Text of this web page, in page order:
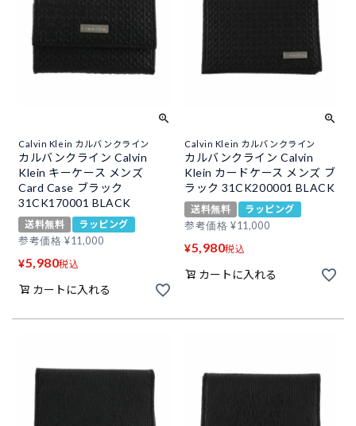
Calvin Klein カルバンクライン
カルバンクライン Calvin
Klein キーケース メンズ
Card Case ブラック
31CK170001 BLACK
送料無料
ラッピング
参考価格 ¥11,000
¥5,980税込
カートに入れる
Calvin Klein カルバンクライン
カルバンクライン Calvin
Klein カードケース メンズ ブ
ラック 31CK200001 BLACK
送料無料
ラッピング
参考価格 ¥11,000
¥5,980税込
カートに入れる